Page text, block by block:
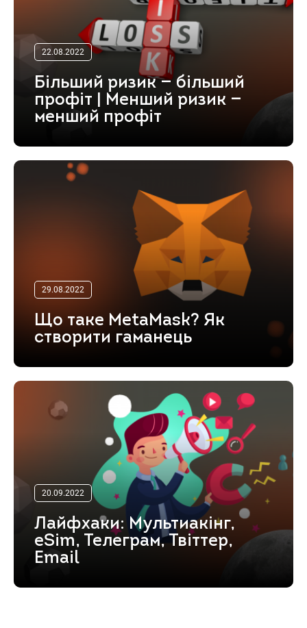
22.08.2022
Більший ризик — більший
профіт | Менший ризик —
менший профіт
29.08.2022
Що таке MetaMask? Як
створити гаманець
20.09.2022
Лайфхаки: Мультиакінг,
eSim, Телеграм, Твіттер,
Email